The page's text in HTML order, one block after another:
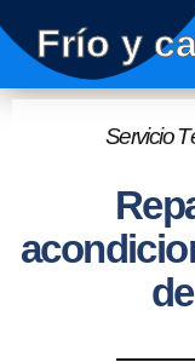
Frío y
Servicio